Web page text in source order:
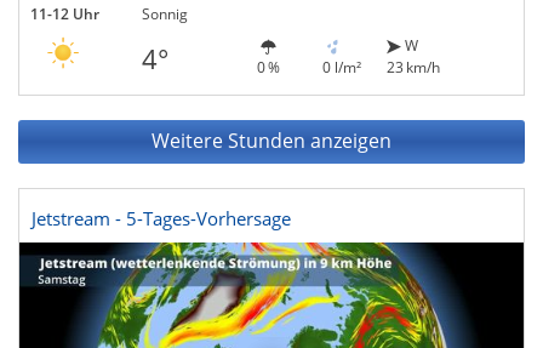
11-12 Uhr Sonnig
4° 0 % 0 l/m²
W
23 km/h
Weitere Stunden anzeigen
Jetstream - 5-Tages-Vorhersage